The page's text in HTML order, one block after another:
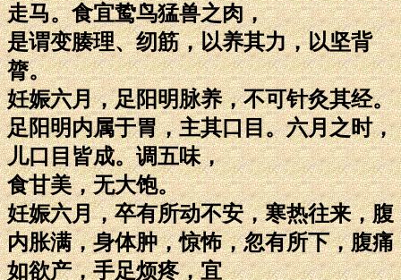
走马。食宜鸷鸟猛兽之肉，
是谓变腠理、纫筋，以养其力，以坚背
膂。
妊娠六月，足阳明脉养，不可针灸其经。
足阳明内属于胃，主其口目。六月之时，
儿口目皆成。调五味，
食甘美，无大饱。
妊娠六月，卒有所动不安，寒热往来，腹
内胀满，身体肿，惊怖，忽有所下，腹痛
如欲产，手足烦疼，宜